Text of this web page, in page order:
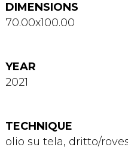
DIMENSIONS
70.00x100.00
YEAR
2021
TECHNIQUE
olio su tela, dritto/